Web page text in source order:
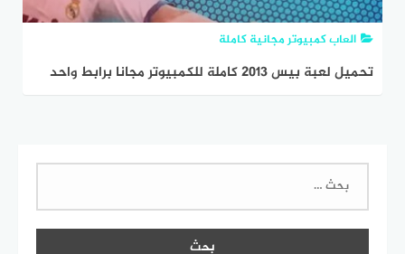
العاب كمبيوتر مجانية كاملة
تحميل لعبة بيس 2013 كاملة للكمبيوتر مجانا برابط واحد
البحث